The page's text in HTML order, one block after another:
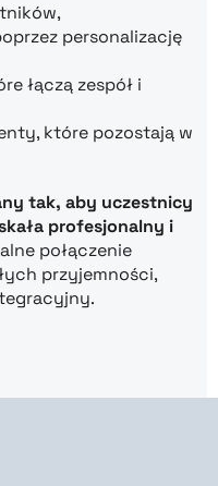
personalizację
łączą zespół i
które pozostają w
tak, aby uczestnicy
profesjonalny i
połączenie
przyjemności,